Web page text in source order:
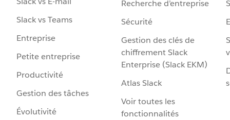
Slack vs Teams
Entreprise
Petite entreprise
Productivité
Gestion des tâches
Évolutivité
Recherche d’entreprise
Sécurité
Gestion des clés de
chiffrement Slack
Enterprise (Slack EKM)
Atlas Slack
Voir toutes les
fonctionnalités